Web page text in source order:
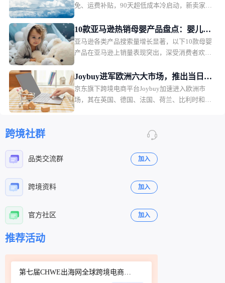
免、运费补贴，90天超低成本冷启动，新卖家红
10款亚马逊热销母婴产品盘点：婴儿护
理产品月销过万
亚马逊各类产品搜索量增长显著，以下10款母婴
产品在亚马逊上销量表现突出，深受消费者欢
售额49.36万美元，销量2.2万。
Joybuy进军欧洲六大市场，推出当日配
送和低价会员模式
京东旗下跨境电商平台Joybuy加速进入欧洲市
场，其在英国、德国、法国、荷兰、比利时和卢
跨境社群
品类交流群 加入
跨境资料 加入
官方社区 加入
立即扫码咨询 立即扫码咨询
推荐活动
第七届CHWE出海网全球跨境电商展（深圳）秋季展